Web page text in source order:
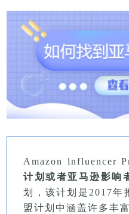
Amazon lnfluencer
计划或者亚马逊影响
划，该计划是2017年
盟计划中涵盖许多丰